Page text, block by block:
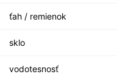
ťah / remienok
sklo
vodotesnosť